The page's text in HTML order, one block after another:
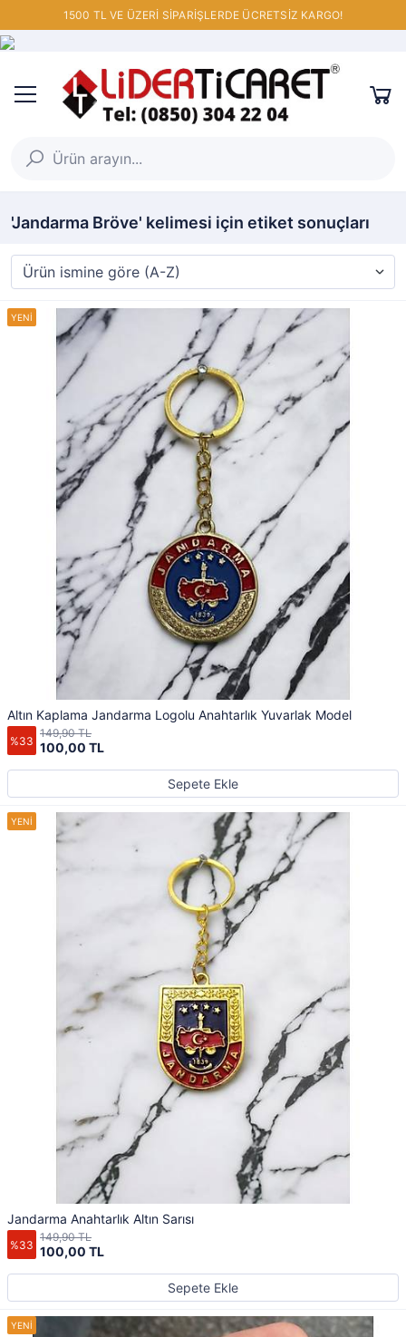
1500 TL VE ÜZERİ SİPARİŞLERDE ÜCRETSİZ KARGO!
'Jandarma Bröve' kelimesi için etiket sonuçları
Altın Kaplama Jandarma Logolu Anahtarlık Yuvarlak Model
%33 100,00 TL
149,90 TL
Sepete Ekle
Jandarma Anahtarlık Altın Sarısı
%33 100,00 TL
149,90 TL
Sepete Ekle